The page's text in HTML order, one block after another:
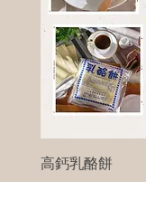
高鈣乳酪餅